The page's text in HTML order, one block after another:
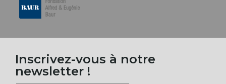
Inscrivez-vous à notre
newsletter !